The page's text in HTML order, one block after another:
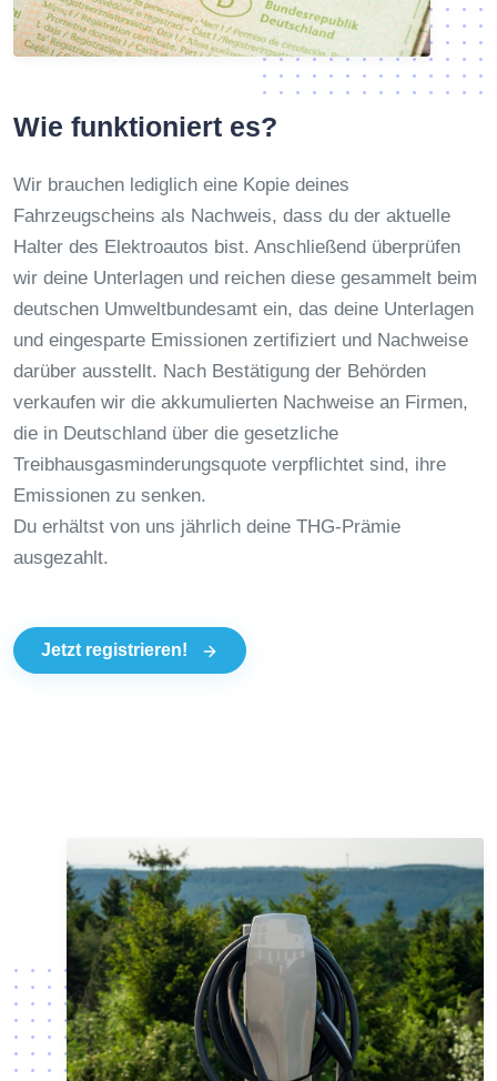
Wie funktioniert es?
Wir brauchen lediglich eine Kopie deines
Fahrzeugscheins als Nachweis, dass du der aktuelle
Halter des Elektroautos bist. Anschließend überprüfen
wir deine Unterlagen und reichen diese gesammelt beim
deutschen Umweltbundesamt ein, das deine Unterlagen
und eingesparte Emissionen zertifiziert und Nachweise
darüber ausstellt. Nach Bestätigung der Behörden
verkaufen wir die akkumulierten Nachweise an Firmen,
die in Deutschland über die gesetzliche
Treibhausgasminderungsquote verpflichtet sind, ihre
Emissionen zu senken.
Du erhältst von uns jährlich deine THG-Prämie
ausgezahlt.
Jetzt registrieren!